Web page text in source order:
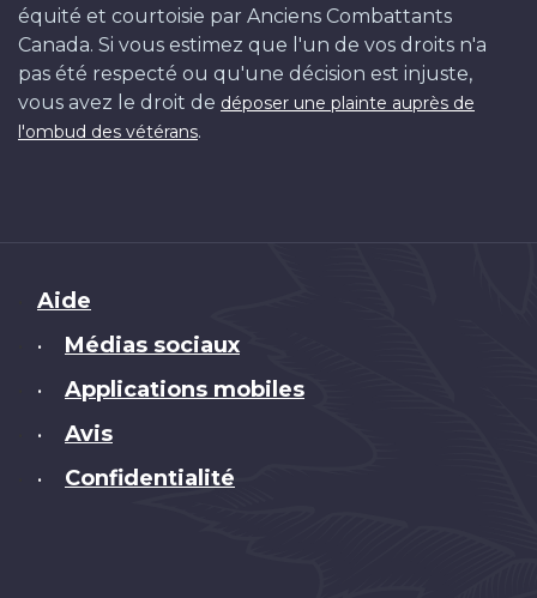
équité et courtoisie par Anciens Combattants
Canada. Si vous estimez que l'un de vos droits n'a
pas été respecté ou qu'une décision est injuste,
vous avez le droit de déposer une plainte auprès de
l'ombud des vétérans.
Brand
Aide
• Médias sociaux
• Applications mobiles
• Avis
• Confidentialité